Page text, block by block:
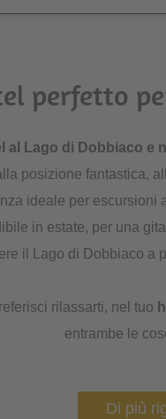
perfetto
al Lago di Dobbiaco e
posizione fantastica,
ideale per escursioni
in estate, per una
il Lago di Dobbiaco a
rilassarti, nel tuo
entrambe le
Di più